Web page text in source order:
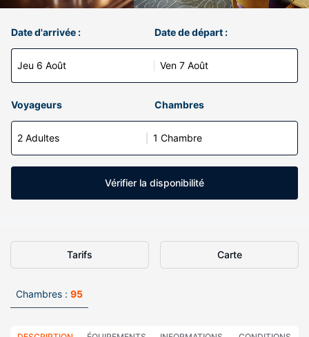
Date d'arrivée :
Jeu 6 Août
Date de départ :
Ven 7 Août
Voyageurs Chambres
2 Adultes 1 Chambre
Vérifier la disponibilité
Tarifs Carte
Chambres : 95